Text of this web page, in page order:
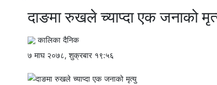
दाङमा रुखले च्याप्दा एक जनाको
कालिका दैनिक
७ माघ २०७८, शुक्रबार १९:५६